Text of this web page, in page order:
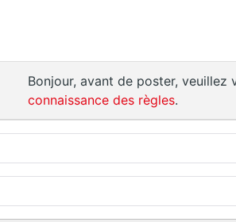
Bonjour, avant de poster, veuillez
connaissance des règles.